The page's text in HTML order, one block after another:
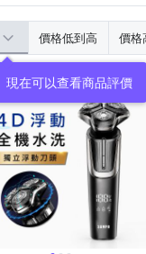
價格低到高 價格